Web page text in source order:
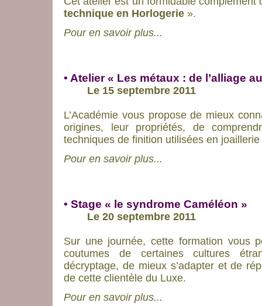
technique en Horlogerie ».
Pour en savoir plus...
• Atelier « Les métaux : de l’alliage
Le 15 septembre 2011
L’Académie vous propose de mieux
origines, leur propriétés, de
techniques de finition utilisées en
Pour en savoir plus...
• Stage « le syndrome Caméléon »
Le 20 septembre 2011
Sur une journée, cette formation vous
coutumes de certaines cultures
décryptage, de mieux s’adapter et de
de cette clientèle du Luxe.
Pour en savoir plus...